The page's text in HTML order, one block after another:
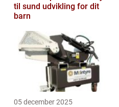
til sund udvikling for dit
barn
05 december 2025